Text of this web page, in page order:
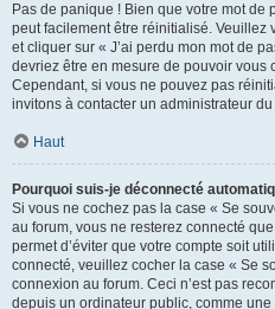
Pas de panique ! Bien que votre mot de
peut facilement être réinitialisé. Veuillez
et cliquer sur « J’ai perdu mon mot de
devriez être en mesure de pouvoir vous
Cependant, si vous ne pouvez pas
invitons à contacter un administrateur du
Haut
Pourquoi suis-je déconnecté
Si vous ne cochez pas la case « Se
au forum, vous ne resterez connecté
permet d’éviter que votre compte soit
connecté, veuillez cocher la case « Se
connexion au forum. Ceci n’est pas
depuis un ordinateur public, comme